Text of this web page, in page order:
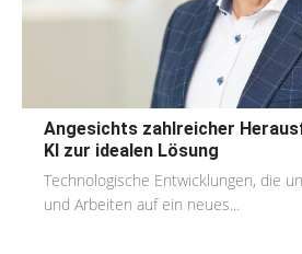
Angesichts zahlreicher
KI zur idealen Lösung
Technologische Entwicklungen, die
und Arbeiten auf ein neues...